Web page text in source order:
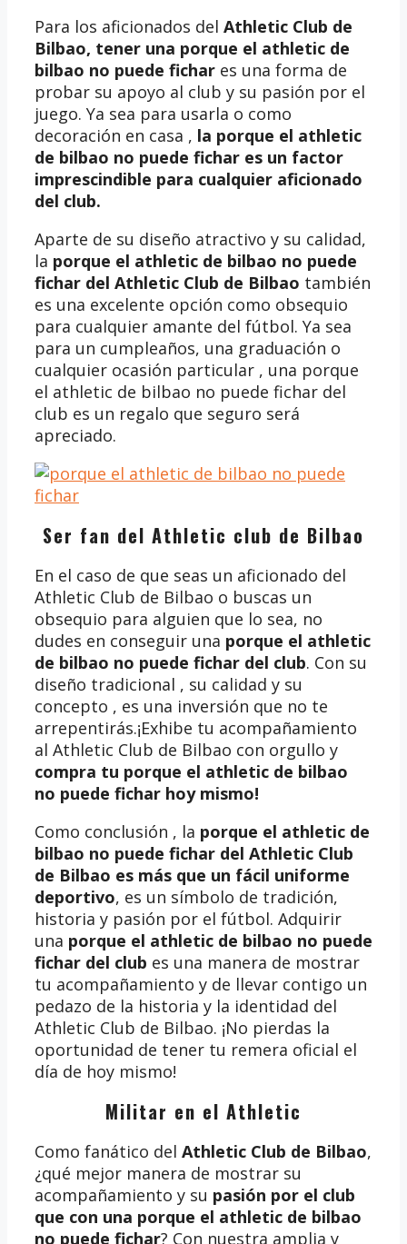
Para los aficionados del Athletic Club de
Bilbao, tener una porque el athletic de
bilbao no puede fichar es una forma de
probar su apoyo al club y su pasión por el
juego. Ya sea para usarla o como
decoración en casa , la porque el athletic
de bilbao no puede fichar es un factor
imprescindible para cualquier aficionado
del club.
Aparte de su diseño atractivo y su calidad,
la porque el athletic de bilbao no puede
fichar del Athletic Club de Bilbao también
es una excelente opción como obsequio
para cualquier amante del fútbol. Ya sea
para un cumpleaños, una graduación o
cualquier ocasión particular , una porque
el athletic de bilbao no puede fichar del
club es un regalo que seguro será
apreciado.
Ser fan del Athletic club de Bilbao
En el caso de que seas un aficionado del
Athletic Club de Bilbao o buscas un
obsequio para alguien que lo sea, no
dudes en conseguir una porque el athletic
de bilbao no puede fichar del club. Con su
diseño tradicional , su calidad y su
concepto , es una inversión que no te
arrepentirás.¡Exhibe tu acompañamiento
al Athletic Club de Bilbao con orgullo y
compra tu porque el athletic de bilbao
no puede fichar hoy mismo!
Como conclusión , la porque el athletic de
bilbao no puede fichar del Athletic Club
de Bilbao es más que un fácil uniforme
deportivo, es un símbolo de tradición,
historia y pasión por el fútbol. Adquirir
una porque el athletic de bilbao no puede
fichar del club es una manera de mostrar
tu acompañamiento y de llevar contigo un
pedazo de la historia y la identidad del
Athletic Club de Bilbao. ¡No pierdas la
oportunidad de tener tu remera oficial el
día de hoy mismo!
Militar en el Athletic
Como fanático del Athletic Club de Bilbao,
¿qué mejor manera de mostrar su
acompañamiento y su pasión por el club
que con una porque el athletic de bilbao
no puede fichar? Con nuestra amplia y